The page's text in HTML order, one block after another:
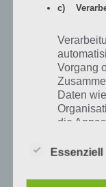
27.1.19 c)
Vorgang
Daten
die
die
Essenziell